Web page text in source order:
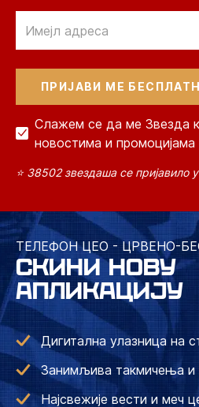
Слажем се да ме Звезда
новостима и промоцијама
⭐ 38502 звездаша се пријавило
ТЕЛЕФОН ЦЕО - ЦРВЕНО-
СКИНИ НОВУ
АПЛИКАЦИЈУ
Дигитална улазница на
Занимљива такмичења и
Најсвежије вести и меч